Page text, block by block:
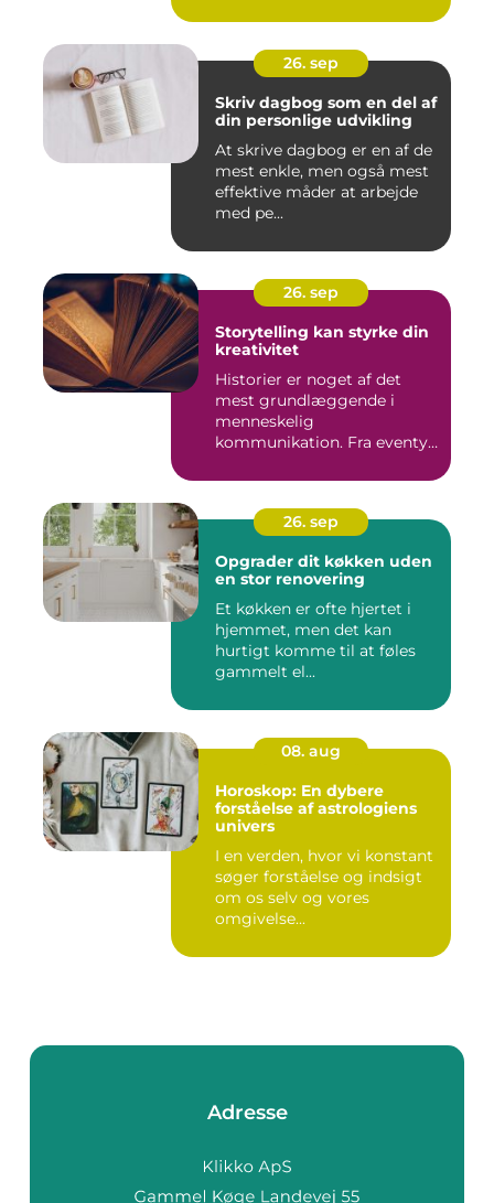
26. sep
Skriv dagbog som en del af
din personlige udvikling
At skrive dagbog er en af de
mest enkle, men også mest
effektive måder at arbejde
med pe...
26. sep
Storytelling kan styrke din
kreativitet
Historier er noget af det
mest grundlæggende i
menneskelig
kommunikation. Fra eventyr
26. sep
Opgrader dit køkken uden
en stor renovering
Et køkken er ofte hjertet i
hjemmet, men det kan
hurtigt komme til at føles
gammelt el...
08. aug
Horoskop: En dybere
forståelse af astrologiens
univers
I en verden, hvor vi konstant
søger forståelse og indsigt
om os selv og vores
omgivelse...
Adresse